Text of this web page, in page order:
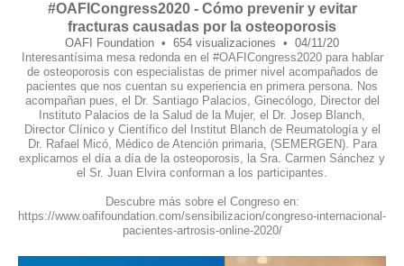
#OAFICongress2020 - Cómo prevenir y evitar
fracturas causadas por la osteoporosis
OAFI Foundation 654 visualizaciones
04/11/20
Interesantísima mesa redonda en el #OAFICongress2020 para hablar
de osteoporosis con especialistas de primer nivel acompañados de
pacientes que nos cuentan su experiencia en primera persona. Nos
acompañan pues, el Dr. Santiago Palacios, Ginecólogo, Director del
Instituto Palacios de la Salud de la Mujer, el Dr. Josep Blanch,
Director Clínico y Científico del Institut Blanch de Reumatología y el
Dr. Rafael Micó, Médico de Atención primaria, (SEMERGEN). Para
explicarnos el día a día de la osteoporosis, la Sra. Carmen Sánchez y
el Sr. Juan Elvira conforman a los participantes.
Descubre más sobre el Congreso en:
https://www.oafifoundation.com/sensibilizacion/congreso-internacional-
pacientes-artrosis-online-2020/